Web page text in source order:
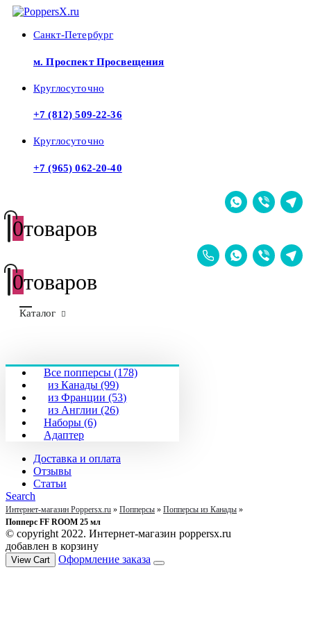
Санкт-Петербург
м. Проспект Просвещения
Круглосуточно
+7 (812) 509-22-36
Круглосуточно
+7 (965) 062-20-40
0товаров
0товаров
Каталог
Все попперсы (178)
из Канады (99)
из Франции (53)
из Англии (26)
Наборы (6)
Адаптер
Доставка и оплата
Отзывы
Статьи
Search
Интернет-магазин Poppersx.ru » Попперсы » Попперсы из Канады »
Попперс FF ROOM 25 мл
© copyright 2022. Интернет-магазин poppersx.ru
добавлен в корзину
View Cart Оформление заказа